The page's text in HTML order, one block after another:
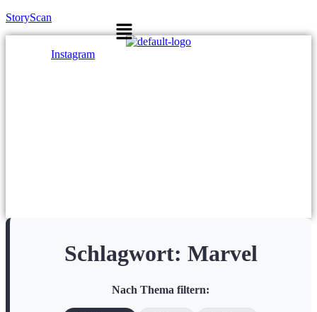
StoryScan Menü
Instagram
Schlagwort: Marvel
Nach Thema filtern: